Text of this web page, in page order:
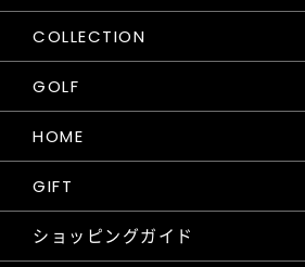
COLLECTION
GOLF
HOME
GIFT
ショッピングガイド